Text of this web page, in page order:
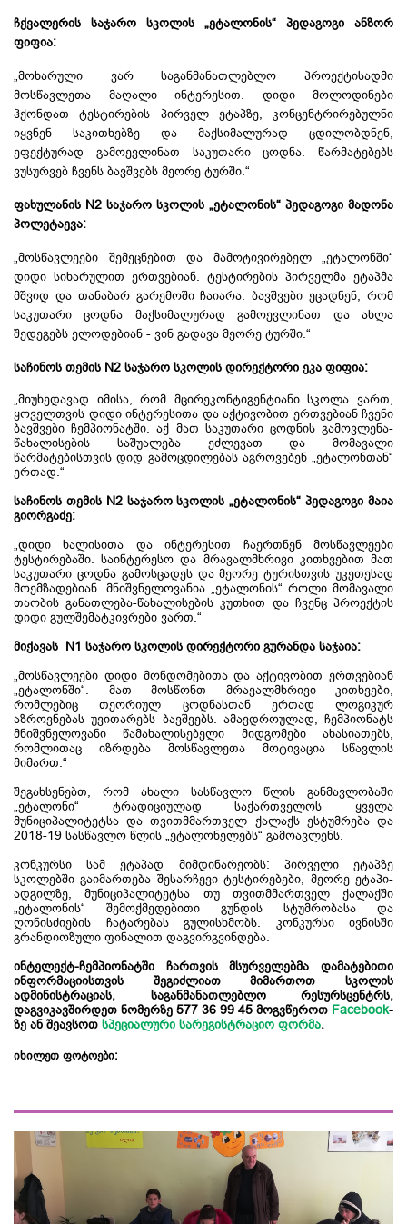
ჩქვალერის საჯარო სკოლის „ეტალონის“ პედაგოგი
ანზორ
ფიფია:
„მოხარული ვარ საგანმანათლებლო პროექტისადმი
მოსწავლეთა მაღალი ინტერესით. დიდი მოლოდინები
ჰქონდათ ტესტირების პირველ ეტაპზე, კონცენტრირებულნი
იყვნენ საკითხებზე და მაქსიმალურად ცდილობდნენ,
ეფექტურად გამოევლინათ საკუთარი ცოდნა. წარმატებებს
ვუსურვებ ჩვენს ბავშვებს მეორე ტურში.“
ფახულანის N2 საჯარო სკოლის „ეტალონის“ პედაგოგი მადონა
პოლეტაევა:
„მოსწავლეები შემეცნებით და მამოტივირებელ „ეტალონში“
დიდი სიხარულით ერთვებიან. ტესტირების პირველმა ეტაპმა
მშვიდ და თანაბარ გარემოში ჩაიარა. ბავშვები ეცადნენ, რომ
საკუთარი ცოდნა მაქსიმალურად გამოევლინათ და ახლა
შედეგებს ელოდებიან - ვინ გადავა მეორე ტურში.“
საჩინოს თემის N2 საჯარო სკოლის დირექტორი ეკა ფიფია:
„მიუხედავად იმისა, რომ მცირეკონტიგენტიანი სკოლა ვართ,
ყოველთვის დიდი ინტერესითა და აქტივობით ერთვებიან ჩვენი
ბავშვები ჩემპიონატში. აქ მათ საკუთარი ცოდნის გამოვლენა-
წახალისების საშუალება ეძლევათ და მომავალი
წარმატებისთვის დიდ გამოცდილებას აგროვებენ „ეტალონთან“
ერთად.“
საჩინოს თემის N2 საჯარო სკოლის„ეტალონის“პედაგოგი მაია
გიორგაძე:
„დიდი ხალისითა და ინტერესით ჩაერთნენ მოსწავლეები
ტესტირებაში. საინტერესო და მრავალმხრივი კითხვებით მათ
საკუთარი ცოდნა გამოსცადეს და მეორე ტურისთვის უკეთესად
მოემზადებიან. მნიშვნელოვანია „ეტალონის“ როლი მომავალი
თაობის განათლება-წახალისების კუთხით და ჩვენც პროექტის
დიდი გულშემატკივრები ვართ.“
მიქავას N1 საჯარო სკოლის დირექტორი გურანდა საჯაია:
„მოსწავლეები დიდი მონდომებითა და აქტივობით ერთვებიან
„ეტალონში“. მათ მოსწონთ მრავალმხრივი კითხვები,
რომლებიც თეორიულ ცოდნასთან ერთად ლოგიკურ
აზროვნებას უვითარებს ბავშვებს. ამავდროულად, ჩემპიონატს
მნიშვნელოვანი წამახალისებელი მიდგომები ახასიათებს,
რომლითაც იზრდება მოსწავლეთა მოტივაცია სწავლის
მიმართ.“
შეგახსენებთ, რომ ახალი სასწავლო წლის განმავლობაში
„ეტალონი“ ტრადიციულად საქართველოს ყველა
მუნიციპალიტეტსა და თვითმმართველ ქალაქს ესტუმრება და
2018-19 სასწავლო წლის „ეტალონელებს“ გამოავლენს.
კონკურსი სამ ეტაპად მიმდინარეობს: პირველი ეტაპზე
სკოლებში გაიმართება შესარჩევი ტესტირებები, მეორე ეტაპი-
ადგილზე, მუნიციპალიტეტსა თუ თვითმმართველ ქალაქში
„ეტალონის“ შემოქმედებითი გუნდის სტუმრობასა და
ღონისძიების ჩატარებას გულისხმობს. კონკურსი ივნისში
გრანდიოზული ფინალით დაგვირგვინდება.
ინტელექტ-ჩემპიონატში ჩართვის მსურველებმა დამატებითი
ინფორმაციისთვის შეგიძლიათ მიმართოთ სკოლის
ადმინისტრაციას, საგანმანათლებლო რესურსცენტრს,
დაგვიკავშირდეთ ნომერზე 577 36 99 45 მოგვწეროთ Facebook-
ზე ან შეავსოთ სპეციალური სარეგისტრაციო ფორმა.
იხილეთ ფოტოები: